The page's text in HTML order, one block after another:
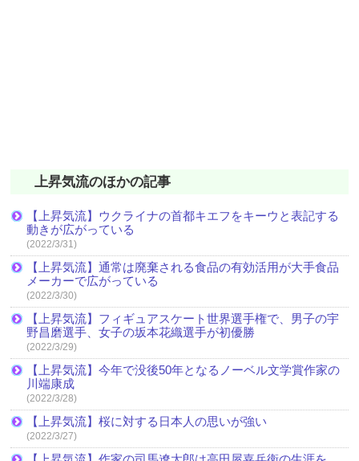
上昇気流のほかの記事
【上昇気流】ウクライナの首都キエフをキーウと表記する
動きが広がっている
(2022/3/31)
【上昇気流】通常は廃棄される食品の有効活用が大手食品
メーカーで広がっている
(2022/3/30)
【上昇気流】フィギュアスケート世界選手権で、男子の宇
野昌磨選手、女子の坂本花織選手が初優勝
(2022/3/29)
【上昇気流】今年で没後50年となるノーベル文学賞作家の
川端康成
(2022/3/28)
【上昇気流】桜に対する日本人の思いが強い
(2022/3/27)